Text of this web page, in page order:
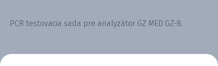
PCR testovacia sada pre analyzátor GZ MED GZ-8.